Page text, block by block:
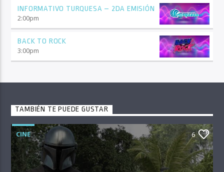
INFORMATIVO TURQUESA – 2DA EMISIÓN
2:00pm
BACK TO ROCK
3:00pm
TAMBIÉN TE PUEDE GUSTAR
CINE 6